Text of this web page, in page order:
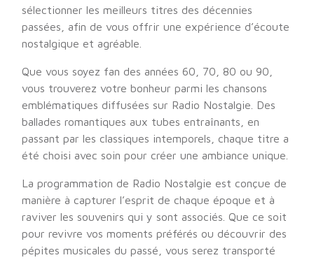
sélectionner les meilleurs titres des décennies
passées, afin de vous offrir une expérience d’écoute
nostalgique et agréable.
Que vous soyez fan des années 60, 70, 80 ou 90,
vous trouverez votre bonheur parmi les chansons
emblématiques diffusées sur Radio Nostalgie. Des
ballades romantiques aux tubes entraînants, en
passant par les classiques intemporels, chaque titre a
été choisi avec soin pour créer une ambiance unique.
La programmation de Radio Nostalgie est conçue de
manière à capturer l’esprit de chaque époque et à
raviver les souvenirs qui y sont associés. Que ce soit
pour revivre vos moments préférés ou découvrir des
pépites musicales du passé, vous serez transporté